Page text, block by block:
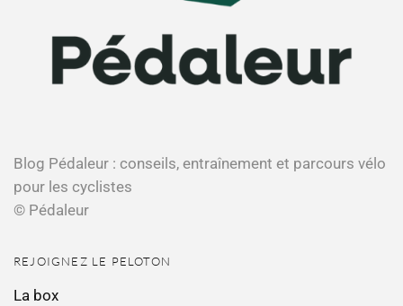
Blog Pédaleur : conseils, entraînement et parcours vélo
pour les cyclistes
© Pédaleur
REJOIGNEZ LE PELOTON
La box